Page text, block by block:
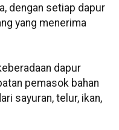
dengan setiap dapur
yang menerima
dapur
pemasok bahan
sayuran, telur, ikan,